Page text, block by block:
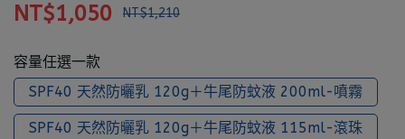
NT$1,050 NT$1,210
容量任選一款
SPF40 天然防曬乳 120g＋牛尾防蚊液 200ml-噴霧
SPF40 天然防曬乳 120g＋牛尾防蚊液 115ml-滾珠